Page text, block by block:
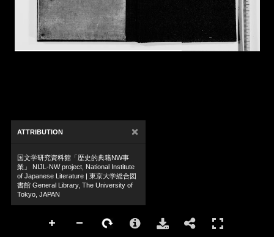
ATTRIBUTION ×
国文学研究資料館「歴史的典籍NW事
業」 NIJL-NW project, National Institute
of Japanese Literature | 東京大学総合図
書館 General Library, The University of
Tokyo, JAPAN